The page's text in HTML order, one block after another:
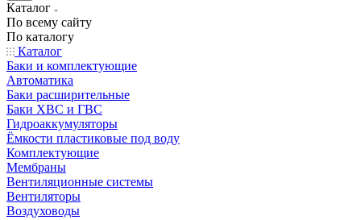
Каталог
По всему сайту
По каталогу
Каталог
Баки и комплектующие
Автоматика
Баки расширительные
Баки ХВС и ГВС
Гидроаккумуляторы
Ёмкости пластиковые под воду
Комплектующие
Мембраны
Вентиляционные системы
Вентиляторы
Воздуховоды